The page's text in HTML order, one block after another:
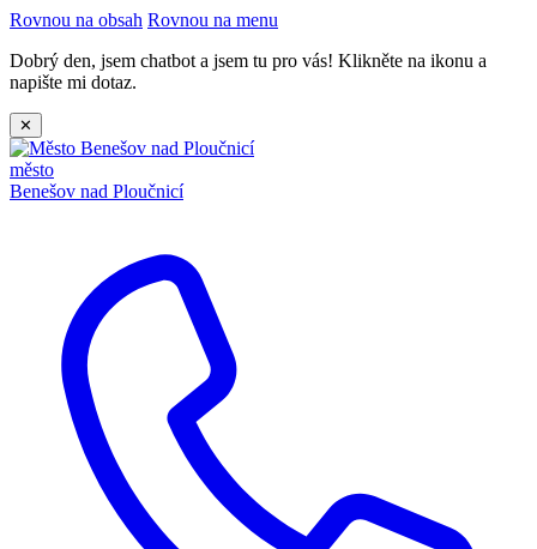
Rovnou na obsah Rovnou na menu
Dobrý den, jsem chatbot a jsem tu pro vás! Klikněte na ikonu a
napište mi dotaz.
✕
město
Benešov nad Ploučnicí